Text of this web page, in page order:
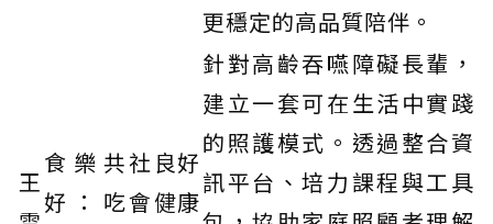
更穩定的高品質陪伴。
王
食樂共
好：吃
社
會
良好
健康
針對高齡吞嚥障礙長輩，
建立一套可在生活中實踐
的照護模式。透過整合資
訊平台、培力課程與工具